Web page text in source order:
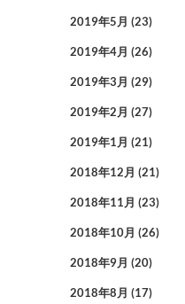
2019年5月 (23)
2019年4月 (26)
2019年3月 (29)
2019年2月 (27)
2019年1月 (21)
2018年12月 (21)
2018年11月 (23)
2018年10月 (26)
2018年9月 (20)
2018年8月 (17)